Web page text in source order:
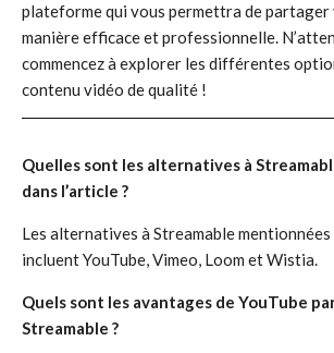
plateforme qui vous permettra de partager
manière efficace et professionnelle.
commencez à explorer les différentes
contenu vidéo de qualité !
Quelles sont les alternatives à
dans l’article ?
Les alternatives à Streamable mentionnées
incluent YouTube, Vimeo, Loom et Wistia.
Quels sont les avantages de YouTube
Streamable ?